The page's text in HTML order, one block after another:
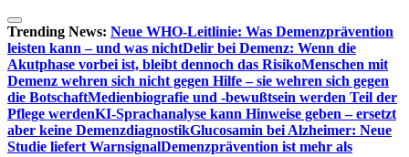
Zum
Inhalt
springen
Trending News: Neue WHO-Leitlinie: Was Demenzprävention
leisten kann – und was nichtDelir bei Demenz: Wenn die
Akutphase vorbei ist, bleibt dennoch das RisikoMenschen mit
Demenz wehren sich nicht gegen Hilfe – sie wehren sich gegen
die BotschaftMedienbiografie und -bewußtsein werden Teil der
Pflege werdenKI-Sprachanalyse kann Hinweise geben – ersetzt
aber keine DemenzdiagnostikGlucosamin bei Alzheimer: Neue
Studie liefert WarnsignalDemenzprävention ist mehr als